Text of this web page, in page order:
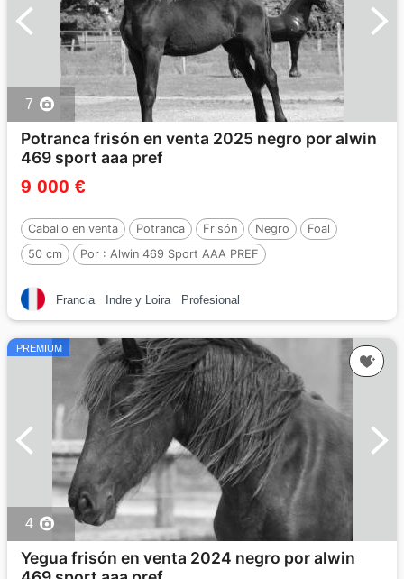
7
Potranca frisón en venta 2025 negro por alwin
469 sport aaa pref
9 000 €
Caballo en venta Potranca Frisón Negro
Foal
50 cm
Por : Alwin 469 Sport AAA PREF
Francia Indre y Loira Profesional
PREMIUM
4
Yegua frisón en venta 2024 negro por alwin